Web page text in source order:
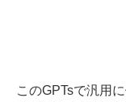
このGPTsで汎用